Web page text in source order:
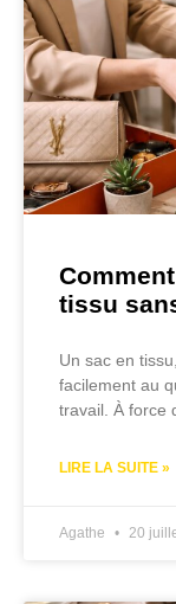
tissu
Un sac en
facilement au
travail. À force
LIRE LA SUITE »
Agathe 20